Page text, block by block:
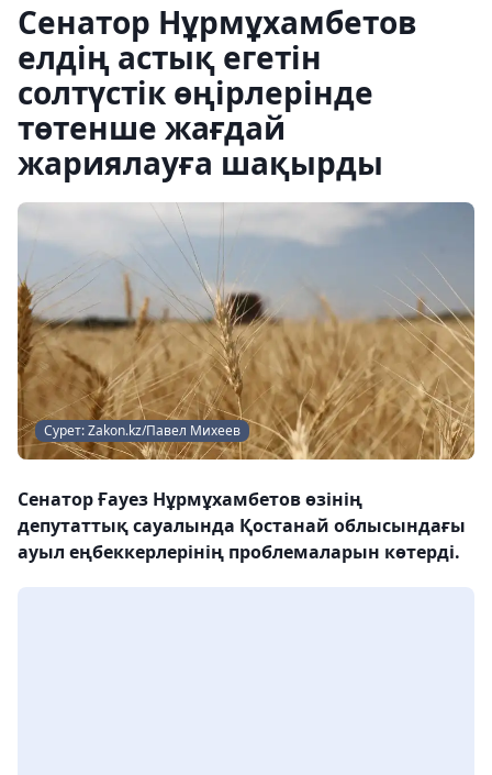
Сенатор Нұрмұхамбетов
елдің астық егетін
солтүстік өңірлерінде
төтенше жағдай
жариялауға шақырды
Сурет: Zakon.kz/Павел Михеев
Сенатор Ғауез Нұрмұхамбетов өзінің
депутаттық сауалында Қостанай облысындағы
ауыл еңбеккерлерінің проблемаларын көтерді.